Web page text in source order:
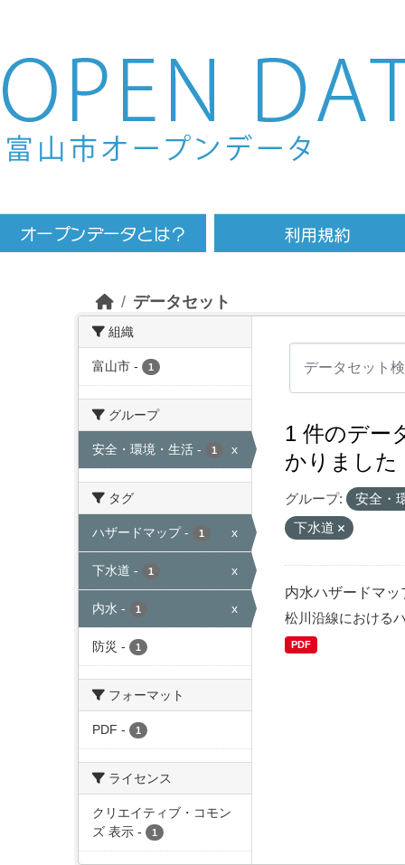
Skip to main content
データセット
組織
富山市 - 1
グループ
安全・環境・生活 - 1 x
タグ
ハザードマップ - 1 x
下水道 - 1 x
内水 - 1 x
防災 - 1
フォーマット
PDF - 1
ライセンス
クリエイティブ・コモン
ズ 表示 - 1
1 件のデー
かりました
グループ:
安全・
下水道
内水ハザードマッ
松川沿線における
PDF